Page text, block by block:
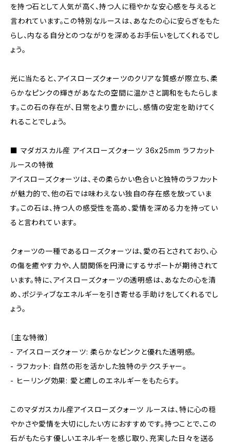
を持つ石として人気が高く、持つ人に穏やかな安心感を与えると
言われています。この特別なルースは、あなたの心に安らぎをもた
らし、内なる自分とのつながりを深めるお手伝いをしてくれるでし
ょう。
光に当たると、アイスローズクォーツのクリアな質感が際立ち、柔
らかなピンクの輝きがあなたの空間に温かさと調和をもたらしま
す。この石の存在が、日常をより豊かにし、感情の安定を助けてく
れることでしょう。
■ マダガスカル産 アイスローズクォーツ 36x25mm ラフカット
ルースの特徴
アイスローズクォーツは、その柔らかい色合いと独特のラフカット
が魅力的で、他の石では味わえない独自の存在感を放っていま
す。この石は、持つ人の感受性を高め、愛情を深める力を持ってい
ると言われています。
クォーツの一種であるローズクォーツは、愛の石とされており、心
の傷を癒やす力や、人間関係を円滑にするサポートが期待されて
います。特に、アイスローズクォーツの透明感は、あなたの心を清
め、ポジティブなエネルギーを引き寄せる手助けをしてくれるでし
ょう。
〔主な特徴〕
- アイスローズクォーツ: 柔らかなピンクと優れた透明感。
- ラフカット: 自然の形を活かした独特のテクスチャー。
- ヒーリング効果: 愛と癒しのエネルギーをもたらす。
このマダガスカル産アイスローズクォーツ ルースは、特に心の穏
やかさや愛情を大切にしたい方におすすめです。持つことで、この
石がもたらす優しいエネルギーを感じ取り、充実した日々を送る